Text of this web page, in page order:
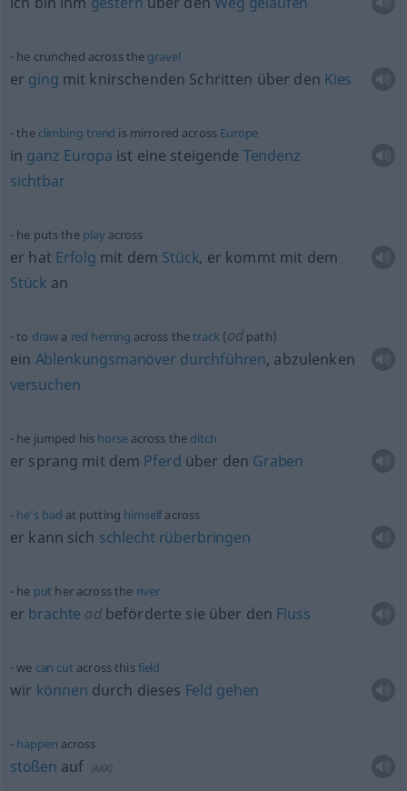
he crunched across the gravel
er ging mit knirschenden Schritten über den Kies
the climbing trend is mirrored across Europe
in ganz Europa ist eine steigende Tendenz
sichtbar
he puts the playacross
er hat Erfolg mit dem Stück, er kommt mit dem
Stück an
to draw a red herring across thetrack(od path)
ein Ablenkungsmanöver durchführen, abzulenken
versuchen
he jumped his horseacross the ditch
er sprang mit dem Pferd über den Graben
he’s bad at putting himselfacross
er kann sich schlecht rüberbringen
he put her across the river
er brachte odbeförderte sie über den Fluss
we can cut across thisfield
wir können durch dieses Feld gehen
happen across
stoßen auf (AKK)